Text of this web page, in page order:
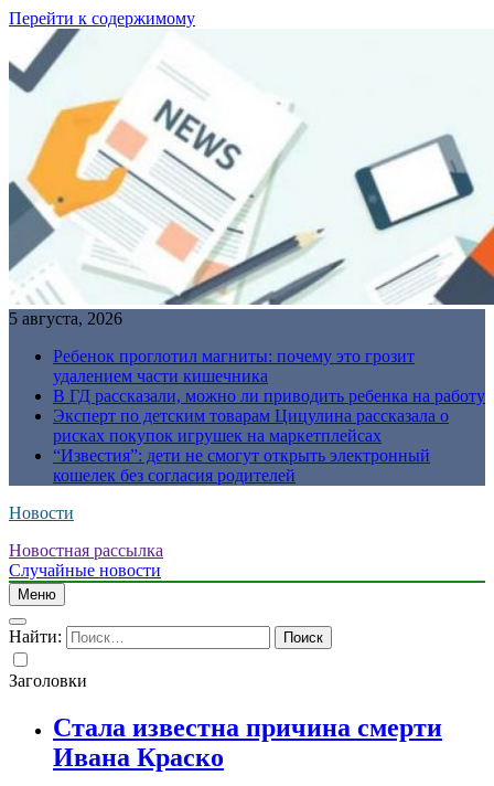
Перейти к содержимому
5 августа, 2026
Ребенок проглотил магниты: почему это грозит
удалением части кишечника
В ГД рассказали, можно ли приводить ребенка на работу
Эксперт по детским товарам Цицулина рассказала о
рисках покупок игрушек на маркетплейсах
“Известия”: дети не смогут открыть электронный
кошелек без согласия родителей
Новости
Новостная рассылка
Случайные новости
Меню
Найти:
Заголовки
Стала известна причина смерти
Ивана Краско